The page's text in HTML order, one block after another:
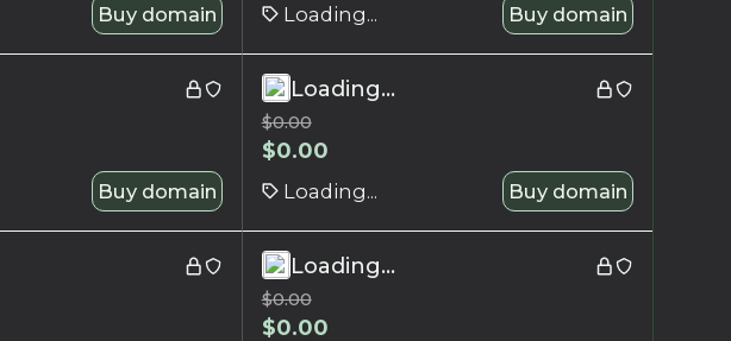
Buy domain Loading... Buy domain
Buy domain
Loading...
$0.00
$0.00
Loading... Buy domain
Loading...
$0.00
$0.00